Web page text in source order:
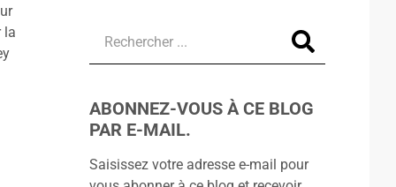
la
ABONNEZ-VOUS À CE BLOG
PAR E-MAIL.
Saisissez votre adresse e-mail pour